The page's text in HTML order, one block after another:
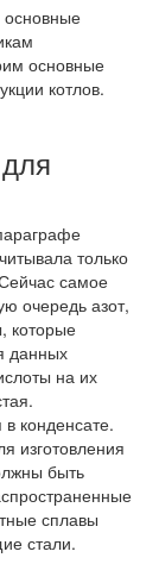
основные
котлов.
только
самое
очередь азот,
которые
данных
на их
конденсате.
изготовления
быть
сплавы
стали.